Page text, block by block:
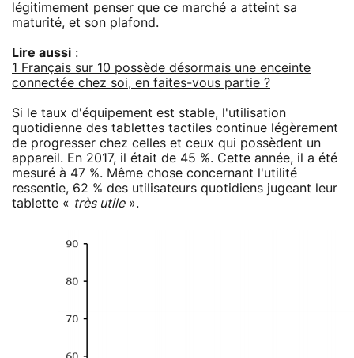
légitimement penser que ce marché a atteint sa
maturité, et son plafond.
Lire aussi :
1 Français sur 10 possède désormais une enceinte
connectée chez soi, en faites-vous partie ?
Si le taux d'équipement est stable, l'utilisation
quotidienne des tablettes tactiles continue légèrement
de progresser chez celles et ceux qui possèdent un
appareil. En 2017, il était de 45 %. Cette année, il a été
mesuré à 47 %. Même chose concernant l'utilité
ressentie, 62 % des utilisateurs quotidiens jugeant leur
tablette « très utile».